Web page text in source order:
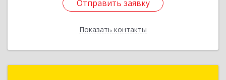
Отправить заявку
Показать контакты
Отправить заявку
Назад